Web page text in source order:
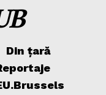
Din țară